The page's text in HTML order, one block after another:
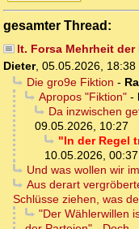
gesamter Thread:
lt. Forsa Mehrheit
Dieter, 05.05.2026, 18:38
Die gro9e Fiktion -
Apropos "Fiktion"-
Da inzwischen
09.05.2026, 10:27
"In der Regel
10.05.2026, 00:37
Und was wollen wir
Aus derart
Schlüsse ziehen, was
"Der Wählerwillen